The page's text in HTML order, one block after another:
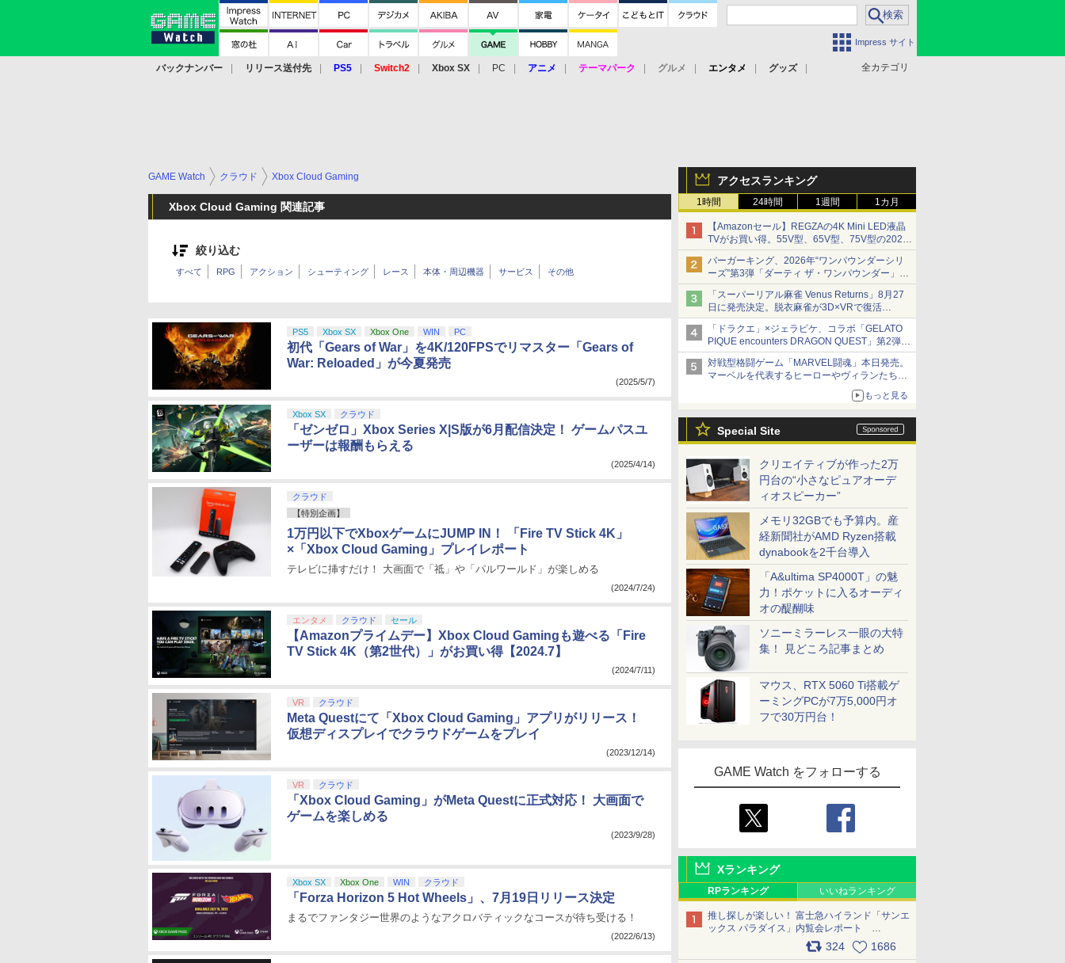
Impress サイト
全カテゴリ
バックナンバー リリース送付先 PS5 Switch2 Xbox SX PC アニメ テーマパーク グルメ エンタメ
グッズ
アクセスランキング
1時間 24時間 1週間 1カ月
【Amazonセール】REGZAの4K Mini LED液晶
TVがお買い得。55V型、65V型、75V型の2026
年モデルがラインナップ
バーガーキング、2026年“ワンパウンダーシリ
ーズ”第3弾「ダーティ ザ・ワンパウンダー」を
8月7日発売
「特製ガーリックマヨソース」を使用した超大
型チーズバーガー
「スーパーリアル麻雀 Venus Returns」8月27
日に発売決定。脱衣麻雀が3D×VRで復活
発売から2週間は20%オフになるセールが実施
「ドラクエ」×ジェラピケ、コラボ「GELATO
PIQUE encounters DRAGON QUEST」第2弾が
本日発売
アイスカップに入ったスライムやわたぼう、ベ
ビーサタンなどがオリジナルアートで登場
対戦型格闘ゲーム「MARVEL闘魂」本日発売。
マーベルを代表するヒーローやヴィランたちが
「GUILTY GEAR」などの格ゲーを手掛けるア
もっと見る
Special Site
クリエイティブが作った2万
円台の“小さなピュアオーデ
ィオスピーカー”
メモリ32GBでも予算内。産
経新聞社がAMD Ryzen搭載
dynabookを2千台導入
「A&ultima SP4000T」の魅
力！ポケットに入るオーディ
オの醍醐味
ソニーミラーレス一眼の大特
集！ 見どころ記事まとめ
マウス、RTX 5060 Ti搭載ゲ
ーミングPCが7万5,000円オ
フで30万円台！
GAME Watch をフォローする
Xランキング
RPランキング いいねランキング
推し探しが楽しい！ 富士急ハイランド「サンエ
ックス パラダイス」内覧会レポート
324 1686
GAME Watch クラウド Xbox Cloud Gaming
Xbox Cloud Gaming 関連記事
絞り込む
すべて RPG アクション シューティング レース 本体・周辺機器 サービス その他
PS5 Xbox SX Xbox One WIN PC
初代「Gears of War」を4K/120FPSでリマスター「Gears of
War: Reloaded」が今夏発売
(2025/5/7)
Xbox SX クラウド
「ゼンゼロ」Xbox Series X|S版が6月配信決定！ ゲームパスユ
ーザーは報酬もらえる
(2025/4/14)
クラウド
【特別企画】
1万円以下でXboxゲームにJUMP IN！ 「Fire TV Stick 4K」
×「Xbox Cloud Gaming」プレイレポート
テレビに挿すだけ！ 大画面で「祗」や「パルワールド」が楽しめる
(2024/7/24)
エンタメ クラウド セール
【Amazonプライムデー】Xbox Cloud Gamingも遊べる「Fire
TV Stick 4K（第2世代）」がお買い得【2024.7】
(2024/7/11)
VR クラウド
Meta Questにて「Xbox Cloud Gaming」アプリがリリース！
仮想ディスプレイでクラウドゲームをプレイ
(2023/12/14)
VR クラウド
「Xbox Cloud Gaming」がMeta Questに正式対応！ 大画面で
ゲームを楽しめる
(2023/9/28)
Xbox SX Xbox One WIN クラウド
「Forza Horizon 5 Hot Wheels」、7月19日リリース決定
まるでファンタジー世界のようなアクロバティックなコースが待ち受ける！
(2022/6/13)